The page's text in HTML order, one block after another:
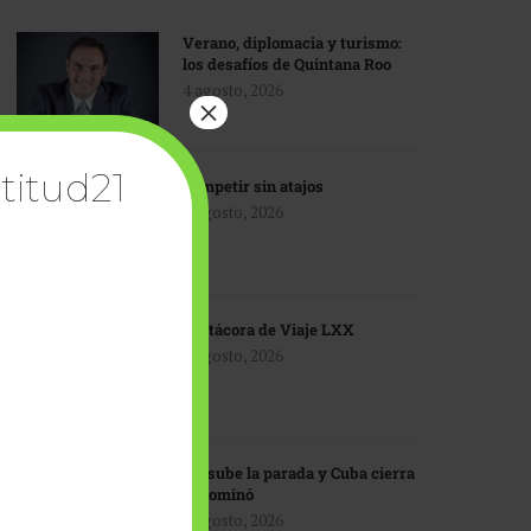
Verano, diplomacia y turismo:
los desafíos de Quintana Roo
4 agosto, 2026
Competir sin atajos
4 agosto, 2026
Bitácora de Viaje LXX
3 agosto, 2026
EU sube la parada y Cuba cierra
el dominó
3 agosto, 2026
×